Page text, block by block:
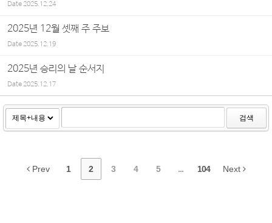
Date2025.12.24
2025년 12월 셋째 주 주보
Date2025.12.19
2025년 승리의 날 순서지
Date2025.12.17
검색
Prev 1 2 3 4 5 ... 104 Next